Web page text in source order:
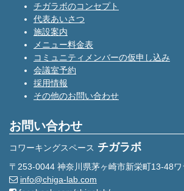
チガラボのコンセプト
代表あいさつ
施設案内
メニュー料金表
コミュニティメンバーの仮申し込み
会議室予約
採用情報
その他のお問い合わせ
お問い合わせ
コワーキングスペース チガラボ
〒253-0044 神奈川県茅ヶ崎市新栄町13-48
info@chiga-lab.com